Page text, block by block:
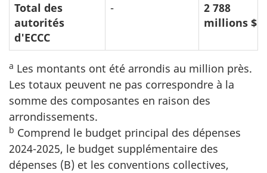
Total des
autorités
d'ECCC
-
2 788
millions $
a Les montants ont été arrondis au million près.
Les totaux peuvent ne pas correspondre à la
somme des composantes en raison des
arrondissements.
b Comprend le budget principal des dépenses
2024-2025, le budget supplémentaire des
dépenses (B) et les conventions collectives,